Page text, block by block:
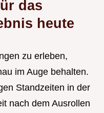
das
heute
zu erleben,
im Auge behalten.
Standzeiten in der
nach dem Ausrollen